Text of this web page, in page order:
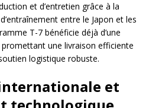
et d’entretien grâce à la
entre le Japon et les
T-7 bénéficie déjà d’une
une livraison efficiente
logistique robuste.
et